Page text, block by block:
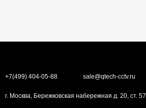
+7(499) 404-05-88 sale@qtech-cctv.ru
г. Москва, Бережковская набережная д. 20, ст. 57